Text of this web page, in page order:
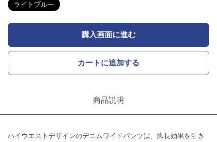
ライトブルー
購入画面に進む
カートに追加する
商品説明
ハイウエストデザインのデニムワイドパンツは、脚長効果を引き